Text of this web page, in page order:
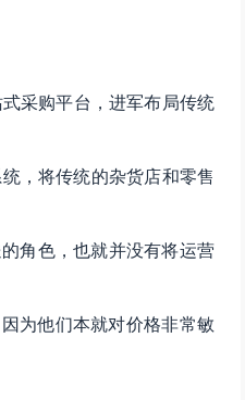
采购平台，进军布局传统
，将传统的杂货店和零售
角色，也就并没有将运营
为他们本就对价格非常敏